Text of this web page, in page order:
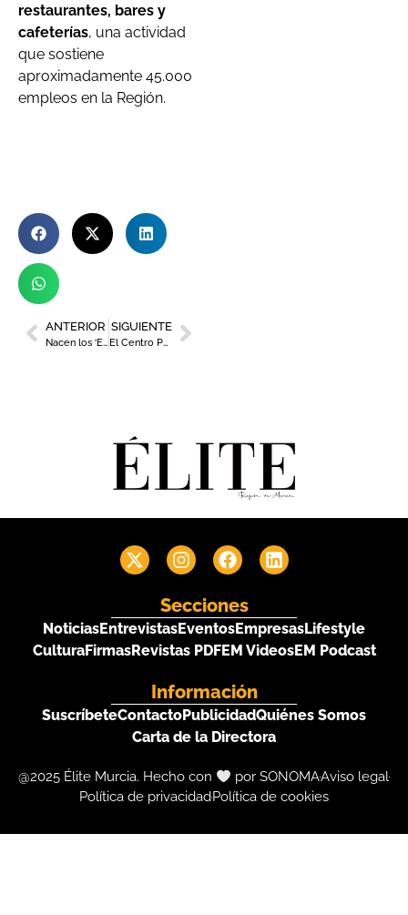
restaurantes, bares y
cafeterías, una actividad
que sostiene
aproximadamente 45.000
empleos en la Región.
ANTERIOR
Nacen los ‘Encuentros Élite con Estrella’ para presentar la nueva edición de la revista
SIGUIENTE
El Centro Párraga abre al público la exposición ‘Terza Vita’ de la fotógrafa murciana Mar Sáez
Secciones
NoticiasEntrevistasEventosEmpresasLifestyle
CulturaFirmasRevistas PDFEM VideosEM Podcast
Información
SuscríbeteContactoPublicidadQuiénes Somos
Carta de la Directora
@2025 Élite Murcia. Hecho con por SONOMAAviso legal
Política de privacidadPolítica de cookies